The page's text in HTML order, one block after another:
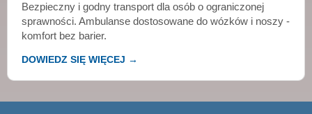
Bezpieczny i godny transport dla osób o ograniczonej
sprawności. Ambulanse dostosowane do wózków i noszy -
komfort bez barier.
DOWIEDZ SIĘ WIĘCEJ →